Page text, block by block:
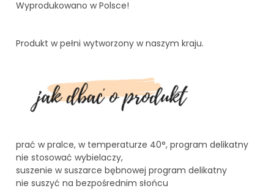
Wyprodukowano w Polsce!
Produkt w pełni wytworzony w naszym kraju.
prać w pralce, w temperaturze 40°, program delikatny
nie stosować wybielaczy,
suszenie w suszarce bębnowej program delikatny
nie suszyć na bezpośrednim słońcu